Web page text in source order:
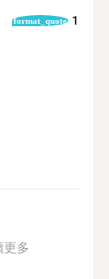
format_quote 1
更多